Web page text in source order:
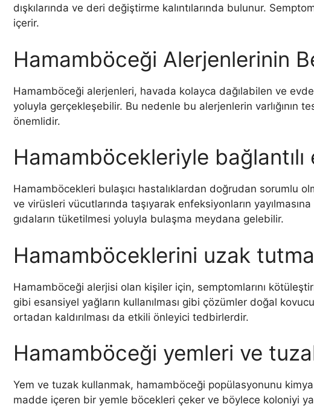
dışkılarında ve deri değiştirme kalıntılarında bulunur.
içerir.
Hamamböceği Alerjenlerinin
Hamamböceği alerjenleri, havada kolayca dağılabilen ve
yoluyla gerçekleşebilir. Bu nedenle bu alerjenlerin varlığının
önemlidir.
Hamamböcekleriyle
Hamamböcekleri bulaşıcı hastalıklardan doğrudan sorumlu
ve virüsleri vücutlarında taşıyarak enfeksiyonların
gıdaların tüketilmesi yoluyla bulaşma meydana gelebilir.
Hamamböceklerini uzak
Hamamböceği alerjisi olan kişiler için, semptomlarını
gibi esansiyel yağların kullanılması gibi çözümler doğal
ortadan kaldırılması da etkili önleyici tedbirlerdir.
Hamamböceği yemleri ve
Yem ve tuzak kullanmak, hamamböceği popülasyonunu
madde içeren bir yemle böcekleri çeker ve böylece koloniyi